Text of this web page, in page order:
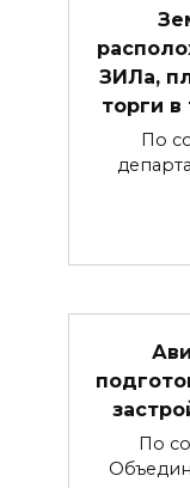
ЗИЛа,
торги
По
По